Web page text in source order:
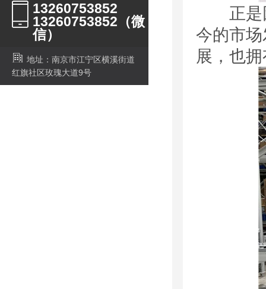
13260753852
13260753852（微
信）
地址：南京市江宁区横溪街道
红旗社区玫瑰大道9号
正是因
今的市
展，也